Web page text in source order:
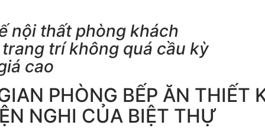
nội thất phòng khách
trí không quá cầu kỳ
cao
PHÒNG BẾP ĂN THIẾT
NGHI CỦA BIỆT THỰ